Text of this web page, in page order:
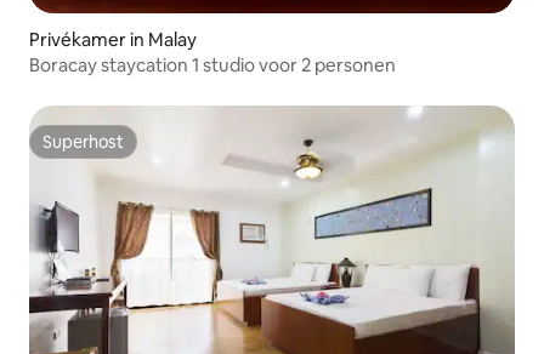
Privékamer in Malay
Boracay staycation 1 studio voor 2 personen
Superhost
Superhost